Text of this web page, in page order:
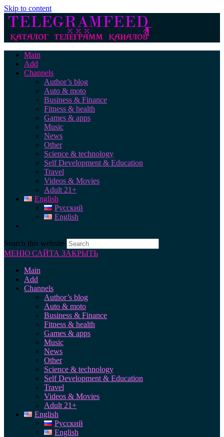
Skip to content
Main
Add
Channels
Author’s blog
Auto & moto
Business & Finance
Fitness & health
Games & apps
Music
News
Other
Science & technology
Self Development & Education
Travel
Videos & Movies
Adult 21+
English
Русский
English
Search this website
МЕНЮ САЙТА ЗАКРЫТЬ
Main
Add
Channels
Author’s blog
Auto & moto
Business & Finance
Fitness & health
Games & apps
Music
News
Other
Science & technology
Self Development & Education
Travel
Videos & Movies
Adult 21+
English
Русский
English